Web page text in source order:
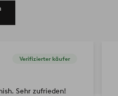
Verifizierter käufer
Sehr zufrieden!